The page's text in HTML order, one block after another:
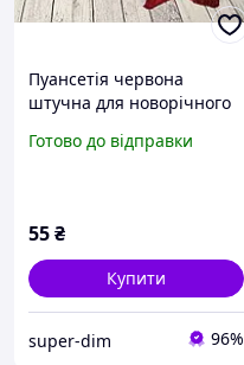
Пуансетія червона
штучна для новорічного
Готово до відправки
55₴
Купити
super-dim 96%